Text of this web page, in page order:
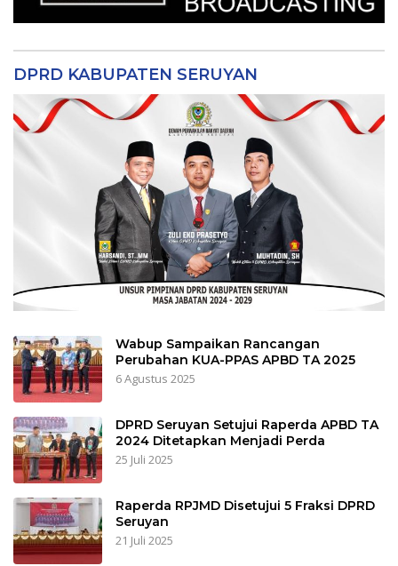
DPRD KABUPATEN SERUYAN
Wabup Sampaikan Rancangan
Perubahan KUA-PPAS APBD TA 2025
6 Agustus 2025
DPRD Seruyan Setujui Raperda APBD TA
2024 Ditetapkan Menjadi Perda
25 Juli 2025
Raperda RPJMD Disetujui 5 Fraksi DPRD
Seruyan
21 Juli 2025